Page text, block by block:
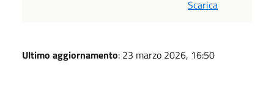
Scarica
Ultimo aggiornamento: 23 marzo 2026, 16:50